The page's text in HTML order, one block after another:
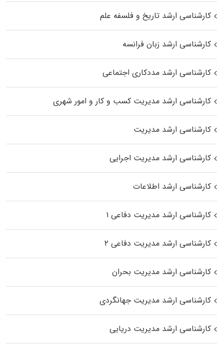
کارشناسی ارشد تاریخ و فلسفه علم
کارشناسی ارشد زبان فرانسه
کارشناسی ارشد مددکاری اجتماعی
کارشناسی ارشد مدیریت کسب و کار و امور شهری
کارشناسی ارشد مدیریت
کارشناسی ارشد مدیریت اجرایی
کارشناسی ارشد اطلاعات
کارشناسی ارشد مدیریت دفاعی ۱
کارشناسی ارشد مدیریت دفاعی ۲
کارشناسی ارشد مدیریت بحران
کارشناسی ارشد مدیریت جهانگردی
کارشناسی ارشد مدیریت دریایی